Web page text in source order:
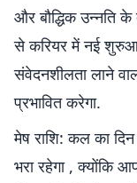
और बौद्धिक उन्नति के
से करियर में नई
संवेदनशीलता लाने
प्रभावित करेगा.
मेष राशि: कल का
भरा रहेगा , क्योंकि